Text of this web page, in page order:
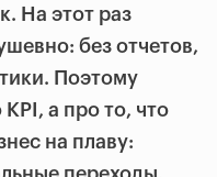
На этот раз
без отчетов,
Поэтому
а про то, что
на плаву: